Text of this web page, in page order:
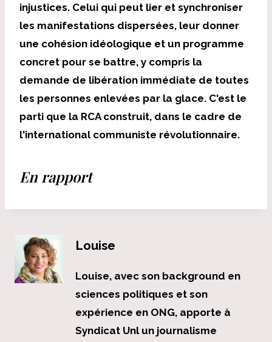
injustices. Celui qui peut lier et synchroniser
les manifestations dispersées, leur donner
une cohésion idéologique et un programme
concret pour se battre, y compris la
demande de libération immédiate de toutes
les personnes enlevées par la glace. C'est le
parti que la RCA construit, dans le cadre de
l'international communiste révolutionnaire.
En rapport
Louise
Louise, avec son background en
sciences politiques et son
expérience en ONG, apporte à
Syndicat Unl un journalisme